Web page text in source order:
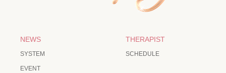
NEWS
SYSTEM
EVENT
THERAPIST
SCHEDULE